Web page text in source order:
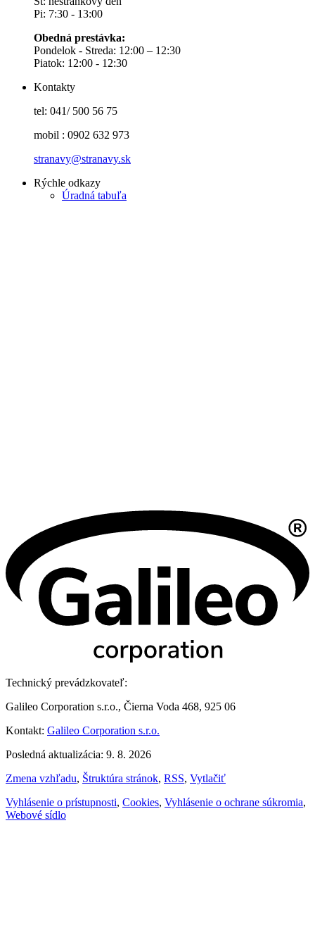
Pi: 7:30 - 13:00
Obedná prestávka:
Pondelok - Streda: 12:00 – 12:30
Piatok: 12:00 - 12:30
Kontakty
tel: 041/ 500 56 75
mobil : 0902 632 973
stranavy@stranavy.sk
Rýchle odkazy
Úradná tabuľa
Technický prevádzkovateľ:
Galileo Corporation s.r.o., Čierna Voda 468, 925 06
Kontakt: Galileo Corporation s.r.o.
Posledná aktualizácia: 9. 8. 2026
Zmena vzhľadu, Štruktúra stránok, RSS, Vytlačiť
Vyhlásenie o prístupnosti, Cookies, Vyhlásenie o ochrane súkromia,
Webové sídlo